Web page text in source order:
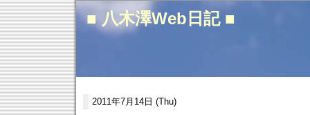
■ 八木澤Web日記 ■
2011年7月14日 (Thu)